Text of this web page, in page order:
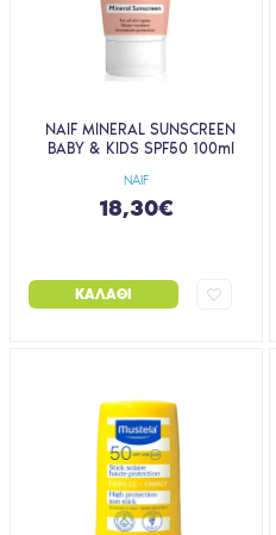
NAIF
NAIF MINERAL SUNSCREEN
BABY & KIDS SPF50 100ml
18,30€
ΚΑΛΆΘΙ